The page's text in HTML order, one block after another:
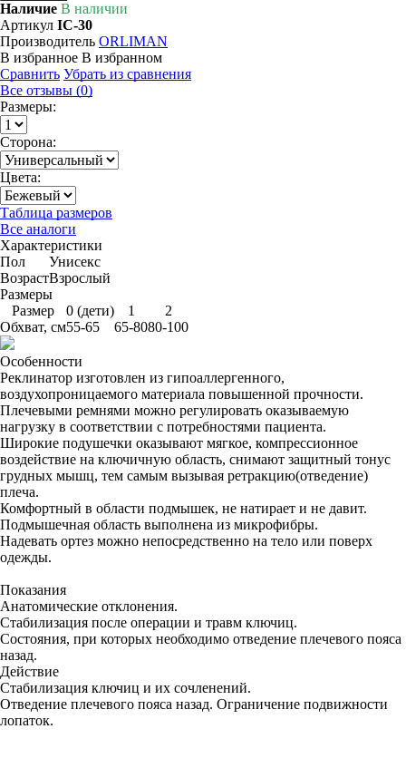
Наличие В наличии
Артикул IC-30
Производитель ORLIMAN
В избранное В избранном
Сравнить Убрать из сравнения
Все отзывы (0)
Размеры:
Сторона:
Цвета:
Таблица размеров
Все аналоги
Характеристики
Пол
Унисекс
ВозрастВзрослый
Размеры
Размер
0 (дети) 1
2
Обхват, см55-65 65-8080-100
Особенности
Реклинатор изготовлен из гипоаллергенного,
воздухопроницаемого материала повышенной прочности.
Плечевыми ремнями можно регулировать оказываемую
нагрузку в соответствии с потребностями пациента.
Широкие подушечки оказывают мягкое, компрессионное
воздействие на ключичную область, снимают защитный тонус
грудных мышц, тем самым вызывая ретракцию(отведение)
плеча.
Комфортный в области подмышек, не натирает и не давит.
Подмышечная область выполнена из микрофибры.
Надевать ортез можно непосредственно на тело или поверх
одежды.
Показания
Анатомические отклонения.
Стабилизация после операции и травм ключиц.
Состояния, при которых необходимо отведение плечевого пояса
назад.
Действие
Стабилизация ключиц и их сочленений.
Отведение плечевого пояса назад. Ограничение подвижности
лопаток.